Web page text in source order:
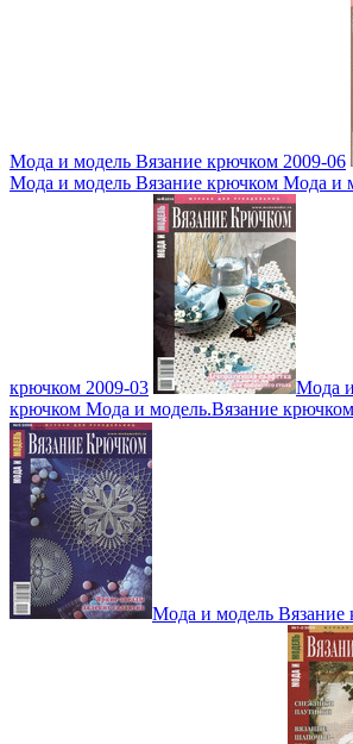
Мода и модель Вязание крючком 2009-06
Мода и модель Вязание крючком Мода и
крючком 2009-03
Мода
крючком Мода и модель.Вязание
Мода и модель